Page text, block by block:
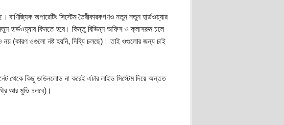
বাণিজ্যিক অপারেটিং সিস্টেম তৈরীকারকগণও নতুন নতুন হার্ডওয়্যার
নতুন হার্ডওয়্যার কিনতে হবে। কিন্তু বিভিন্ন অফিস ও ক্লাসরুম চলে
নয় (কারণ ওগুলো নষ্ট হয়নি, দিব্যি চলছে)। তাই ওগুলোর জন্য চাই
থেকে কিছু ডাউনলোড না করেই এটার লাইভ সিস্টেম দিয়ে অন্তত
আর মুভি চলবে)।